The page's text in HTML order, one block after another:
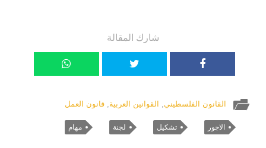
شارك المقالة
القانون الفلسطيني, القوانين العربية,قانون العمل
الاجور تشكيل لجنة مهام